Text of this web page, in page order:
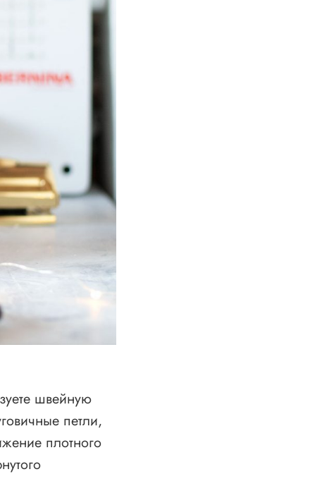
швейную
петли,
плотного